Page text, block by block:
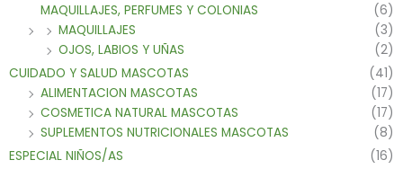
MAQUILLAJES, PERFUMES Y COLONIAS
(6)
MAQUILLAJES
(3)
OJOS, LABIOS Y UÑAS
(2)
CUIDADO Y SALUD MASCOTAS
(41)
ALIMENTACION MASCOTAS
(17)
COSMETICA NATURAL MASCOTAS
(17)
SUPLEMENTOS NUTRICIONALES MASCOTAS
(8)
ESPECIAL NIÑOS/AS
(16)